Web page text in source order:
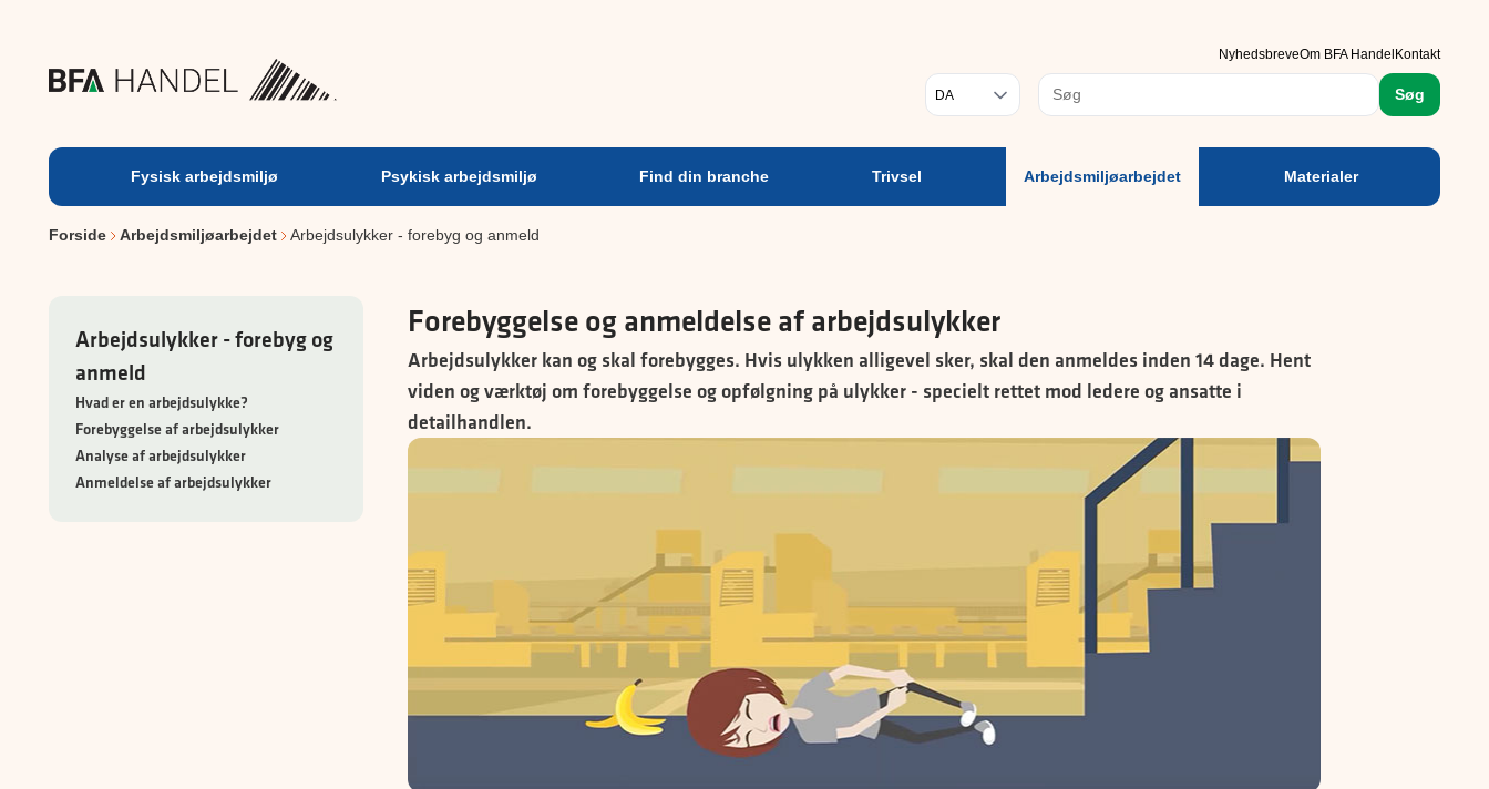
NyhedsbreveOm BFA Handel Kontakt
Vælg sprog Søg
Fysisk arbejdsmiljø Psykisk arbejdsmiljø Find din branche Trivsel Arbejdsmiljøarbejdet Materialer
Forside Arbejdsmiljøarbejdet Arbejdsulykker - forebyg og anmeld
Arbejdsulykker - forebyg og
anmeld
Hvad er en arbejdsulykke?
Forebyggelse af arbejdsulykker
Analyse af arbejdsulykker
Anmeldelse af arbejdsulykker
Forebyggelse og anmeldelse af arbejdsulykker
Arbejdsulykker kan og skal forebygges. Hvis ulykken alligevel sker, skal den anmeldes inden 14 dage. Hent
viden og værktøj om forebyggelse og opfølgning på ulykker - specielt rettet mod ledere og ansatte i
detailhandlen.